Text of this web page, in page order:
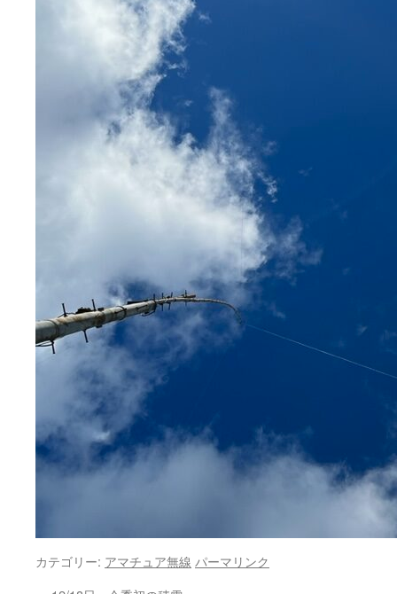
カテゴリー: アマチュア無線 パーマリンク